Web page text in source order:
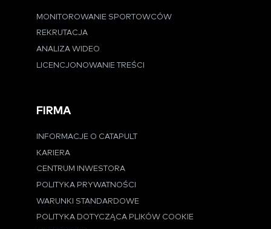
MONITOROWANIE SPORTOWCÓW
REKRUTACJA
ANALIZA WIDEO
LICENCJONOWANIE TREŚCI
FIRMA
INFORMACJE O CATAPULT
KARIERA
CENTRUM INWESTORA
POLITYKA PRYWATNOŚCI
WARUNKI STANDARDOWE
POLITYKA DOTYCZĄCA PLIKÓW COOKIE